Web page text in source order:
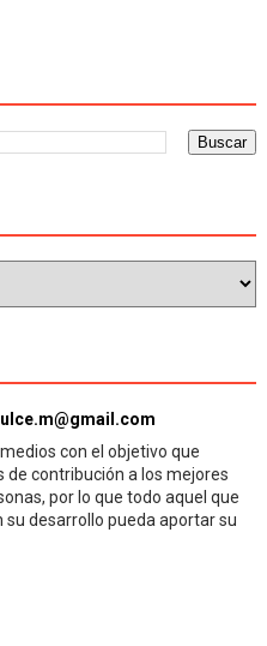
con el objetivo que
de contribución a los mejores
por lo que todo aquel que
su desarrollo pueda aportar su